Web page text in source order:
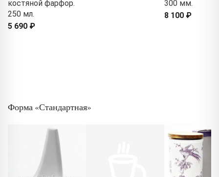
костяной фарфор.
250 мл.
5 690 ₽
300 мм.
8 100 ₽
Форма «Стандартная»